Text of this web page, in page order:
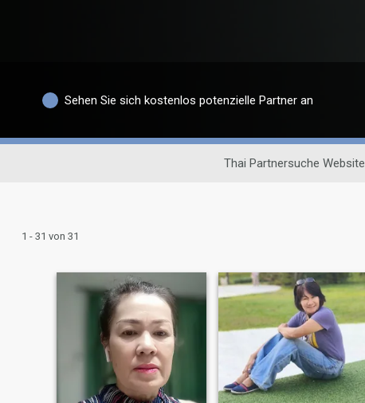
Sehen Sie sich kostenlos potenzielle Partner an
Thai Partnersuche Website
1 - 31 von 31